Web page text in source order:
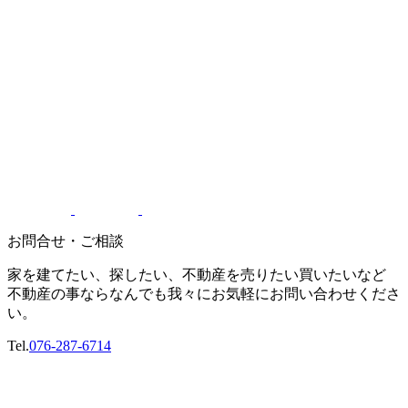
お問合せ・ご相談
家を建てたい、探したい、不動産を売りたい買いたいなど
不動産の事ならなんでも我々にお気軽にお問い合わせくださ
い。
Tel.076-287-6714